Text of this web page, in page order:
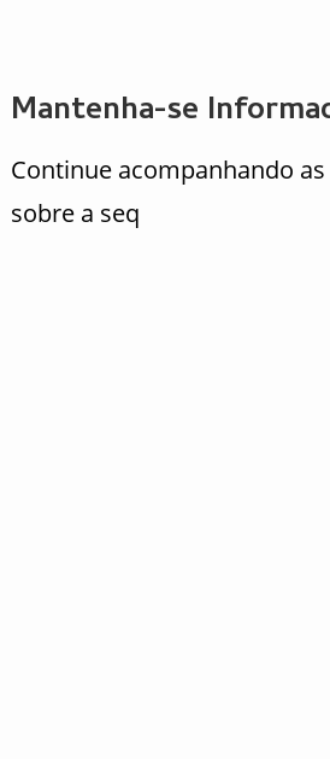
Mantenha-se
Continue acompanhando
sobre a seq